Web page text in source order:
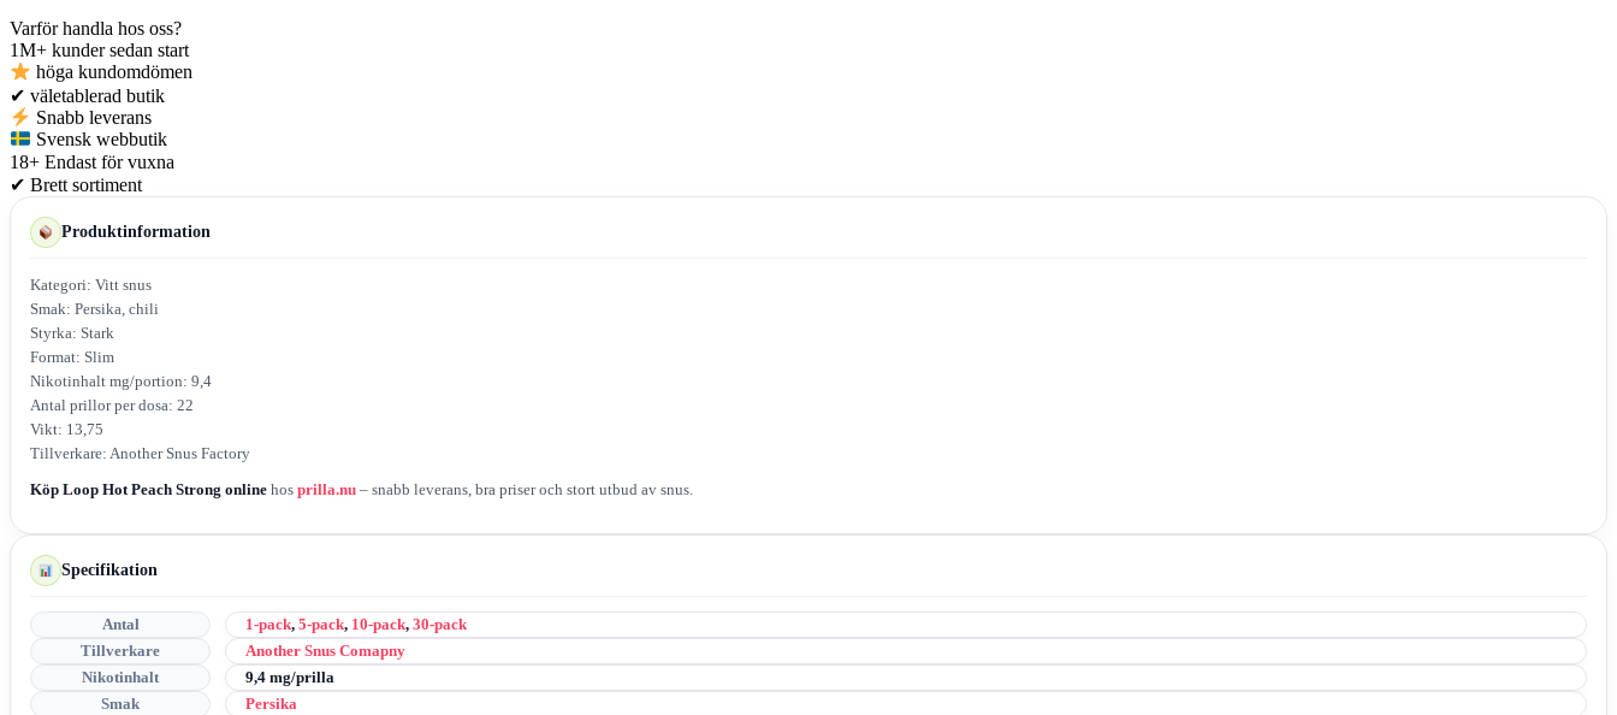
Varför handla hos oss?
1M+ kunder sedan start
höga kundomdömen
✔ väletablerad butik
Snabb leverans
Svensk webbutik
18+ Endast för vuxna
✔ Brett sortiment
Produktinformation
Kategori: Vitt snus
Smak: Persika, chili
Styrka: Stark
Format: Slim
Nikotinhalt mg/portion: 9,4
Antal prillor per dosa: 22
Vikt: 13,75
Tillverkare: Another Snus Factory
Köp Loop Hot Peach Strong online hos prilla.nu – snabb leverans, bra priser och stort utbud av snus.
Specifikation
Antal 1-pack, 5-pack, 10-pack, 30-pack
Tillverkare
Another Snus Comapny
Nikotinhalt
9,4 mg/prilla
Smak
Persika